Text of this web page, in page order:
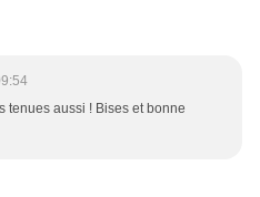
tenues aussi ! Bises et bonne